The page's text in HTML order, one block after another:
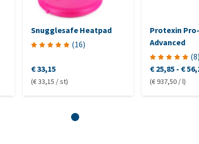
Snugglesafe Heatpad
(16)
€ 33,15
(€ 33,15 / st)
Protexin
Advanced
(8)
€ 25,85 - €
(€ 937,50 / l)